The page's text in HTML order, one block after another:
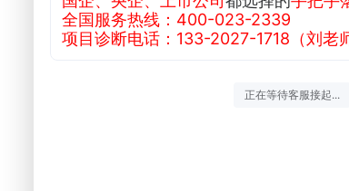
全国服务热线：400-023-2339
项目诊断电话：133-2027-1718（刘老
正在等待客服接起...